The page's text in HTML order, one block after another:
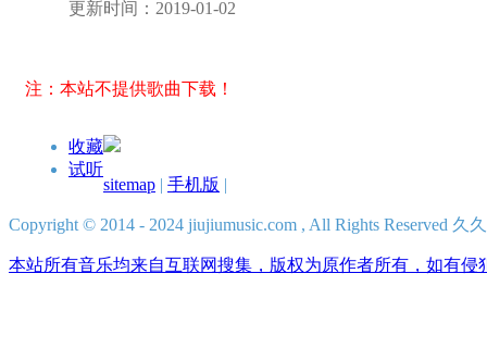
更新时间： 2019-01-02
注：本站不提供歌曲下载！
收藏
试听
sitemap | 手机版 |
Copyright © 2014 - 2024 jiujiumusic.com , All Rights Reserved 久
本站所有音乐均来自互联网搜集，版权为原作者所有，如有侵